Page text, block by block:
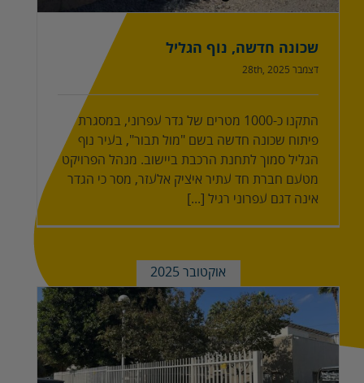
שכונה חדשה, נוף הגליל
דצמבר 28th, 2025
התקנו כ-1000 מטרים של גדר עפרוני, במסגרת
פיתוח שכונה חדשה בשם "מול תבור", בעיר נוף
הגליל סמוך לתחנת הרכבת ביישוב. מנהל הפרויקט
מטעם חברת חד עתיר איציק אלעזר, מסר כי הגדר
אינה דגם עפרוני רגיל [...]
אוקטובר 2025